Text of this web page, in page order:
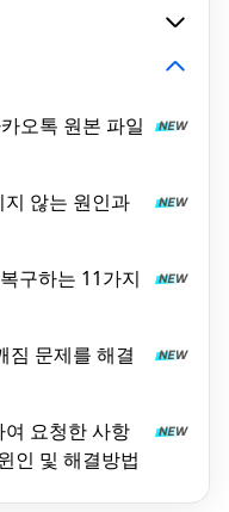
오톡 원본 파일
않는 원인과
짐 문제를 해결
요청한 사항
인 및 해결방법